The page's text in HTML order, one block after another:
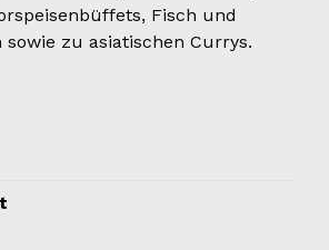
Fisch und
zu asiatischen Currys.